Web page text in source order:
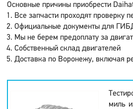
Основные причины приобрести
Все запчасти проходят проверку
Официальные документы для
Мы не берем предоплату за
Собственный склад двигателей
Доставка по Воронежу, включая
миль